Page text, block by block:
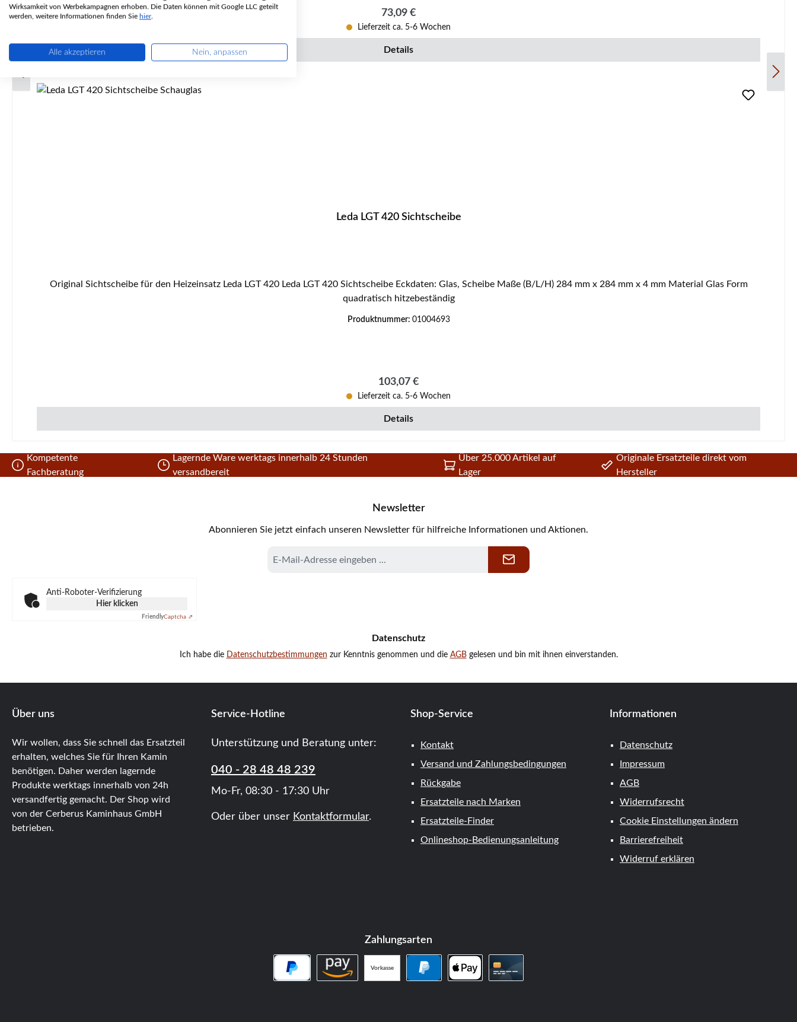
Regulärer Preis:
73,09 €
Lieferzeit ca. 5-6 Wochen
Details
Leda LGT 420 Sichtscheibe
Original Sichtscheibe für den Heizeinsatz Leda LGT 420 Leda LGT 420 Sichtscheibe Eckdaten: Glas, Scheibe Maße (B/L/H) 284 mm x 284 mm x 4 mm Material Glas Form
quadratisch hitzebeständig
Produktnummer: 01004693
Regulärer Preis:
103,07 €
Lieferzeit ca. 5-6 Wochen
Details
Kompetente
Fachberatung
Lagernde Ware werktags innerhalb 24 Stunden
versandbereit
Über 25.000 Artikel auf
Lager
Originale Ersatzteile direkt vom
Hersteller
Newsletter
Abonnieren Sie jetzt einfach unseren Newsletter für hilfreiche Informationen und Aktionen.
Mail-
Anti-Roboter-Verifizierung
Hier klicken
FriendlyCaptcha ⇗
Datenschutz
Ich habe die Datenschutzbestimmungen zur Kenntnis genommen und die AGBgelesen und bin mit ihnen einverstanden.
Über uns
Wir wollen, dass Sie schnell das Ersatzteil
erhalten, welches Sie für Ihren Kamin
benötigen. Daher werden lagernde
Produkte werktags innerhalb von 24h
versandfertig gemacht. Der Shop wird
von der Cerberus Kaminhaus GmbH
betrieben.
Service-Hotline
Unterstützung und Beratung unter:
040 - 28 48 48 239
Mo-Fr, 08:30 - 17:30 Uhr
Oder über unser Kontaktformular.
Shop-Service
Kontakt
Versand und Zahlungsbedingungen
Rückgabe
Ersatzteile nach Marken
Ersatzteile-Finder
Onlineshop-Bedienungsanleitung
Informationen
Datenschutz
Impressum
AGB
Widerrufsrecht
Cookie Einstellungen ändern
Barrierefreiheit
Widerruf erklären
Zahlungsarten
Vorkasse
Wirksamkeit von Werbekampagnen erhoben. Die Daten können mit Google LLC geteilt
werden, weitere Informationen finden Sie hier.
Alle akzeptieren Nein, anpassen